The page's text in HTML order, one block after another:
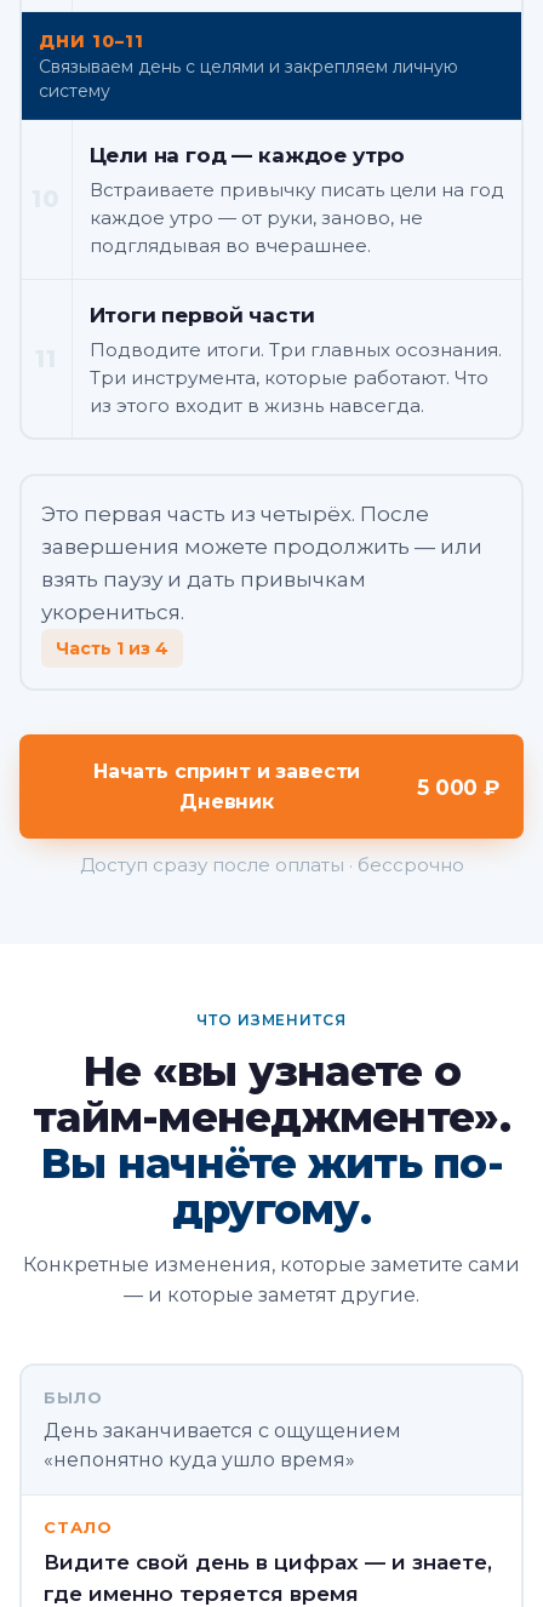
ДНИ 10–11
Связываем день с целями и закрепляем личную
систему
Цели на год — каждое утро
Встраиваете привычку писать цели на год
каждое утро — от руки, заново, не
подглядывая во вчерашнее.
Итоги первой части
Подводите итоги. Три главных осознания.
Три инструмента, которые работают. Что
из этого входит в жизнь навсегда.
Это первая часть из четырёх. После
завершения можете продолжить — или
взять паузу и дать привычкам
укорениться.
Часть 1 из 4
Начать спринт и завести
Дневник
5 000 ₽
Доступ сразу после оплаты · бессрочно
ЧТО ИЗМЕНИТСЯ
Не «вы узнаете о
тайм-менеджменте».
Вы начнёте жить по-
другому.
Конкретные изменения, которые заметите сами
— и которые заметят другие.
БЫЛО
День заканчивается с ощущением
«непонятно куда ушло время»
СТАЛО
Видите свой день в цифрах — и знаете,
где именно теряется время